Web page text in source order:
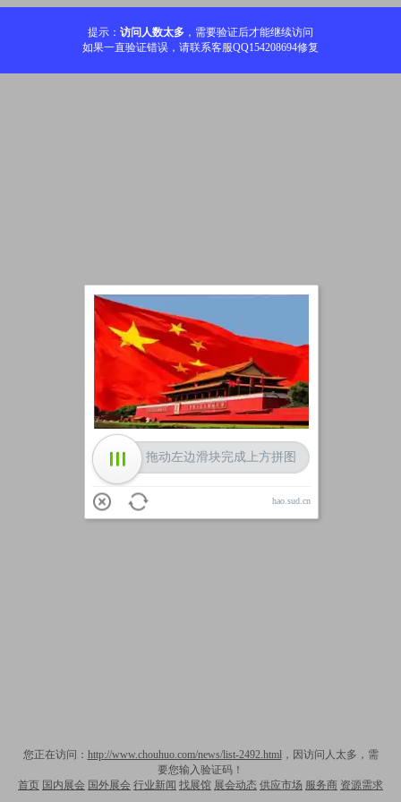
提示： 访问人数太多 ，需要验证后才能继续访问
如果一直验证错误，请联系客服QQ154208694修复
您正在访问： http://www.chouhuo.com/news/list-2492.html，因访问人太多，需
要您输入验证码！
首页 国内展会 国外展会 行业新闻 找展馆 展会动态 供应市场 服务商 资源需求
加载中
拖动左边滑块完成上方拼图
hao.sud.cn